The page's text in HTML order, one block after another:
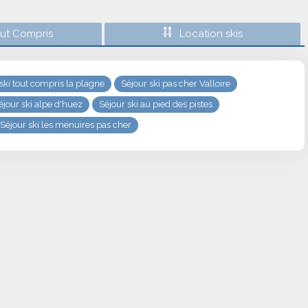
Compris Location skis
tout compris la plagne
Séjour ski pas cher Valloire
ski alpe d'huez
Séjour ski au pied des pistes
Séjour ski les menuires pas cher